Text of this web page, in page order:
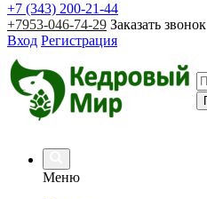
+7 (343) 200-21-44
+7953-046-74-29 Заказать звонок
Вход Регистрация
Меню